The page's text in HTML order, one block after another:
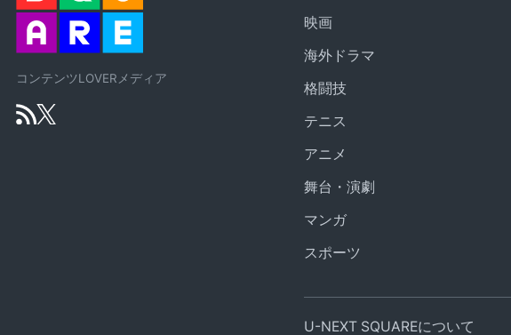
コンテンツLOVERメディア
映画
海外ドラマ
格闘技
テニス
アニメ
舞台・演劇
マンガ
スポーツ
U-NEXT SQUAREについて